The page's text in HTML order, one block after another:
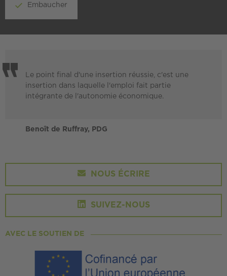
Embaucher
Le point final d'une insertion réussie, c'est une
insertion dans laquelle l'emploi fait partie
intégrante de l'autonomie économique.
Benoît de Ruffray, PDG
NOUS ÉCRIRE
SUIVEZ-NOUS
AVEC LE SOUTIEN DE